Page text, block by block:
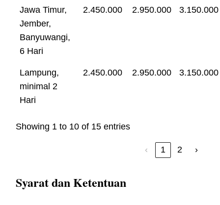
Jawa Timur,
Jember,
Banyuwangi,
6 Hari
2.450.000 2.950.000 3.150.000
Lampung,
minimal 2
Hari
2.450.000 2.950.000 3.150.000
Showing 1 to 10 of 15 entries
‹ 1 2 ›
Syarat dan Ketentuan